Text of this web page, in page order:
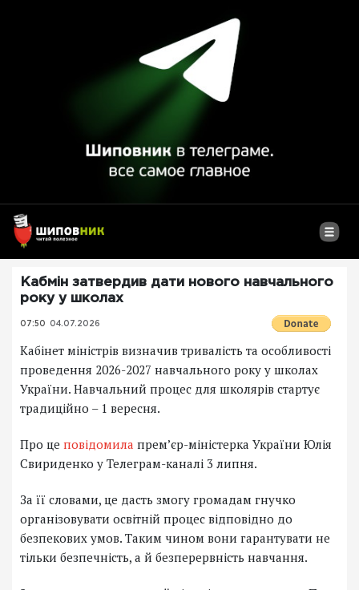
Кабмін затвердив дати нового навчального
року у школах
07:50 04.07.2026
Кабінет міністрів визначив тривалість та особливості
проведення 2026-2027 навчального року у школах
України. Навчальний процес для школярів стартує
традиційно – 1 вересня.
Про це повідомила прем’єр-міністерка України Юлія
Свириденко у Телеграм-каналі 3 липня.
За її словами, це дасть змогу громадам гнучко
організовувати освітній процес відповідно до
безпекових умов. Таким чином вони гарантувати не
тільки безпечність, а й безперервність навчання.